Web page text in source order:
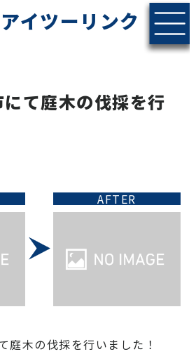
イツーリンク
て庭木の伐採を行
AFTER
庭木の伐採を行いました！